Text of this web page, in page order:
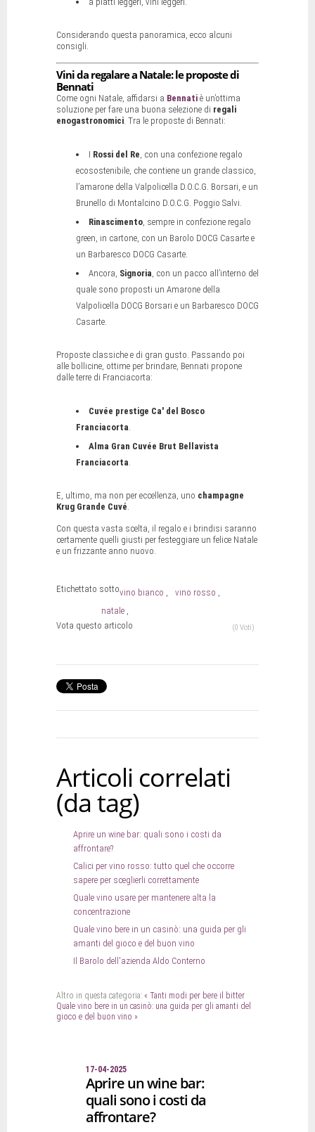
Considerando questa panoramica, ecco alcuni
consigli.
Vini da regalare a Natale: le proposte di
Bennati
Come ogni Natale, affidarsi a Bennati è un’ottima
soluzione per fare una buona selezione di regali
enogastronomici . Tra le proposte di Bennati:
I Rossi del Re , con una confezione regalo
ecosostenibile, che contiene un grande classico,
l’amarone della Valpolicella D.O.C.G. Borsari, e un
Brunello di Montalcino D.O.C.G. Poggio Salvi.
Rinascimento , sempre in confezione regalo
green, in cartone, con un Barolo DOCG Casarte e
un Barbaresco DOCG Casarte.
Ancora, Signoria , con un pacco all’interno del
quale sono proposti un Amarone della
Valpolicella DOCG Borsari e un Barbaresco DOCG
Casarte.
Proposte classiche e di gran gusto. Passando poi
alle bollicine, ottime per brindare, Bennati propone
dalle terre di Franciacorta:
Cuvée prestige Ca' del Bosco
Franciacorta
Alma Gran Cuvée Brut Bellavista
Franciacorta
E, ultimo, ma non per eccellenza, uno champagne
Krug Grande Cuvé
Con questa vasta scelta, il regalo e i brindisi saranno
certamente quelli giusti per festeggiare un felice Natale
e un frizzante anno nuovo.
Etichettato sottovino bianco
vino rosso
natale
Vota questo articolo
(0 Voti)
Articoli correlati
(da tag)
Aprire un wine bar: quali sono i costi da
affrontare?
Calici per vino rosso: tutto quel che occorre
sapere per sceglierli correttamente
Quale vino usare per mantenere alta la
concentrazione
Quale vino bere in un casinò: una guida per gli
amanti del gioco e del buon vino
Il Barolo dell'azienda Aldo Conterno
Altro in questa categoria: « Tanti modi per bere il bitter
Quale vino bere in un casinò: una guida per gli amanti del
gioco e del buon vino »
17-04-2025
Aprire un wine bar:
quali sono i costi da
affrontare?